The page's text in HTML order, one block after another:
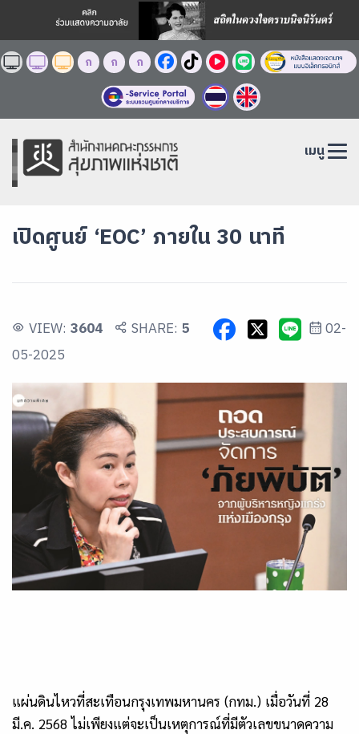
ก ก ก
เมนู
เปิดศูนย์ ‘EOC’ ภายใน 30 นาที
VIEW: 3604 SHARE: 5
02-
05-2025
แผ่นดินไหวที่สะเทือนกรุงเทพมหานคร (กทม.) เมื่อวันที่ 28
มี.ค. 2568 ไม่เพียงแต่จะเป็นเหตุการณ์ที่มีตัวเลขขนาดความ